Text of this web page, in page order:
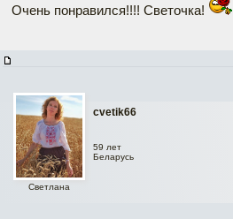
Очень понравился!!!! Светочка!
cvetik66
Светлана
59 лет
Беларусь